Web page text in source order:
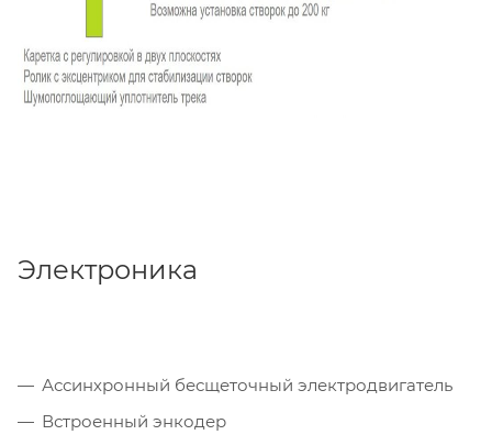
Электроника
Ассинхронный бесщеточный электродвигатель
Встроенный энкодер